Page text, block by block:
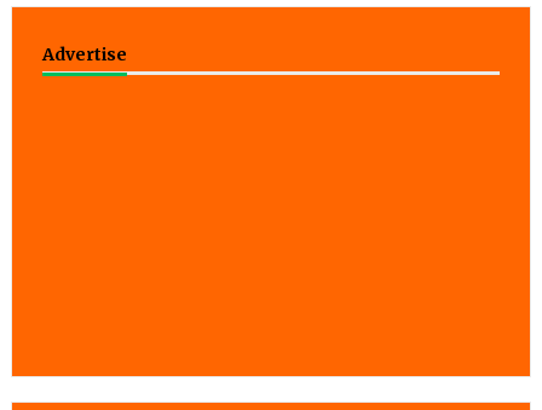
Advertise